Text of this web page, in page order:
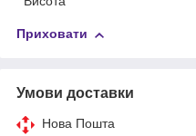
Приховати
Умови доставки
Нова Пошта